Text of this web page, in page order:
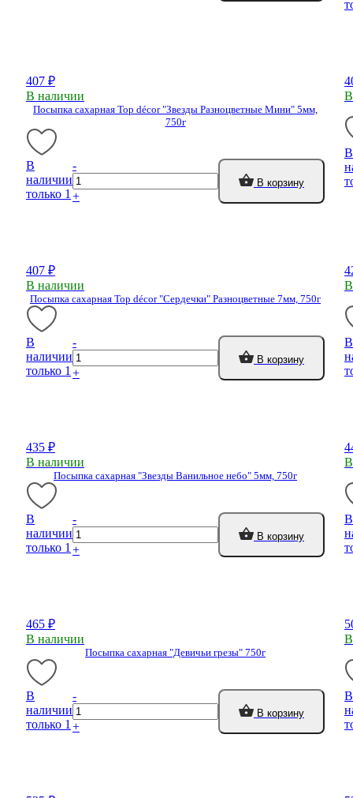
407 ₽
В наличии
Посыпка сахарная Top décor "Звезды Разноцветные Мини" 5мм,
750г
В
наличии
только 1
-
+
В корзину
В
407 ₽
В наличии
Посыпка сахарная Top décor "Сердечки" Разноцветные 7мм, 750г
В
наличии
только 1
-
+
В корзину
В
435 ₽
В наличии
Посыпка сахарная "Звезды Ванильное небо" 5мм, 750г
В
наличии
только 1
-
+
В корзину
В
465 ₽
В наличии
Посыпка сахарная "Девичьи грезы" 750г
В
наличии
только 1
-
+
В корзину
В